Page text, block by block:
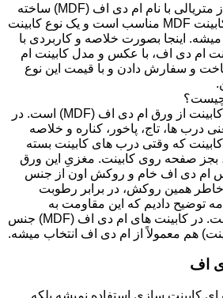
کابینت ام دی اف از متریالی با نام ام دی اف (MDF) ساخته
شده. قیمت مدل کابینت MDF مناسب است و یک نوع کابینت
اینجا بصورت خلاصه و کاربردی با
ام دی اف، با عکس و مدل کابینت ام
و سفارش دادن و با قیمت این نوع
چیست؟
جنس بدنه این نوع کابینت از ورق ام دی اف (MDF) است. در
درب ها، تاج، پاخور، کناره و خلاصه
که وقتی درب های کابینت بسته
بجز صفحه روی کابینت. مغزیِ این ورق
ام دی اف خام و روکش اون از جنس
خاطر همین روکش، در برابر رطوبت
توضیح دادیم که این مقاومت به
رطوبت، کامل نیست. در کابینت های ام دی اف (MDF) جنس
هم معمولاً از ام دی اف انتخاب میشه.
اف